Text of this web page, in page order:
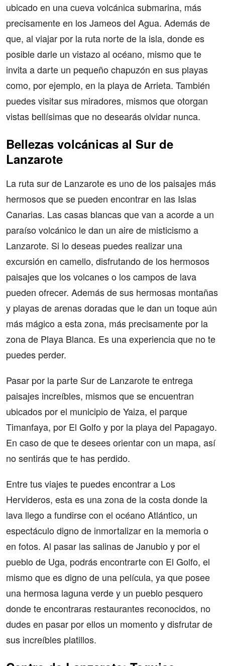
ubicado en una cueva volcánica submarina, más
precisamente en los Jameos del Agua. Además de
que, al viajar por la ruta norte de la isla, donde es
posible darle un vistazo al océano, mismo que te
invita a darte un pequeño chapuzón en sus playas
como, por ejemplo, en la playa de Arrieta. También
puedes visitar sus miradores, mismos que otorgan
vistas bellísimas que no desearás olvidar nunca.
Bellezas volcánicas al Sur de
Lanzarote
La ruta sur de Lanzarote es uno de los paisajes más
hermosos que se pueden encontrar en las Islas
Canarias. Las casas blancas que van a acorde a un
paraíso volcánico le dan un aire de misticismo a
Lanzarote. Si lo deseas puedes realizar una
excursión en camello, disfrutando de los hermosos
paisajes que los volcanes o los campos de lava
pueden ofrecer. Además de sus hermosas montañas
y playas de arenas doradas que le dan un toque aún
más mágico a esta zona, más precisamente por la
zona de Playa Blanca. Es una experiencia que no te
puedes perder.
Pasar por la parte Sur de Lanzarote te entrega
paisajes increíbles, mismos que se encuentran
ubicados por el municipio de Yaiza, el parque
Timanfaya, por El Golfo y por la playa del Papagayo.
En caso de que te desees orientar con un mapa, así
no sentirás que te has perdido.
Entre tus viajes te puedes encontrar a Los
Hervideros, esta es una zona de la costa donde la
lava llego a fundirse con el océano Atlántico, un
espectáculo digno de inmortalizar en la memoria o
en fotos. Al pasar las salinas de Janubio y por el
pueblo de Uga, podrás encontrarte con El Golfo, el
mismo que es digno de una película, ya que posee
una hermosa laguna verde y un pueblo pesquero
donde te encontraras restaurantes reconocidos, no
dudes en pasar por ellos un momento y disfrutar de
sus increíbles platillos.